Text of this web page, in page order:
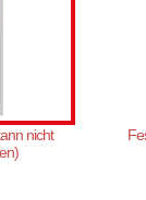
nicht